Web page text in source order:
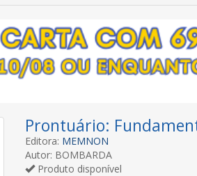
Prontuário:
Editora: MEMNON
Autor: BOMBARDA
Produto disponível